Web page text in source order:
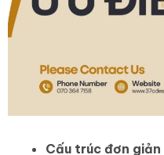
Cấu trúc đơn